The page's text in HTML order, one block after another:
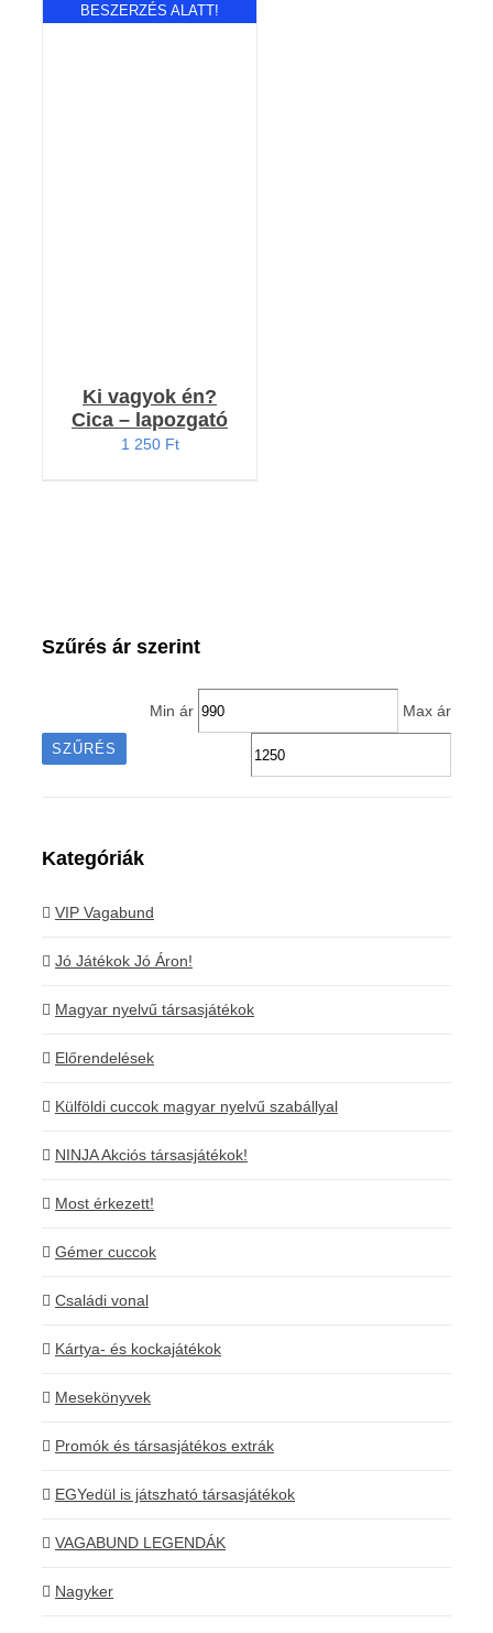
BESZERZÉS ALATT!
Ki vagyok én?
Cica – lapozgató
1 250 Ft
Szűrés ár szerint
Min ár Max ár
SZŰRÉS
Kategóriák
VIP Vagabund
Jó Játékok Jó Áron!
Magyar nyelvű társasjátékok
Előrendelések
Külföldi cuccok magyar nyelvű szabállyal
NINJA Akciós társasjátékok!
Most érkezett!
Gémer cuccok
Családi vonal
Kártya- és kockajátékok
Mesekönyvek
Promók és társasjátékos extrák
EGYedül is játszható társasjátékok
VAGABUND LEGENDÁK
Nagyker